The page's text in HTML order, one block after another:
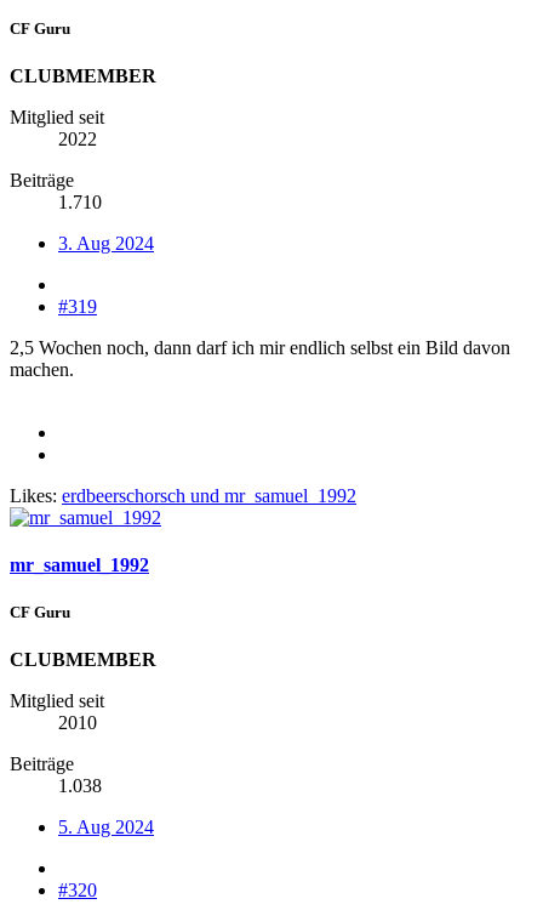
CF Guru
CLUBMEMBER
Mitglied seit
2022
Beiträge
1.710
3. Aug 2024
#319
2,5 Wochen noch, dann darf ich mir endlich selbst ein Bild davon
machen.
Likes: erdbeerschorsch und mr_samuel_1992
mr_samuel_1992
CF Guru
CLUBMEMBER
Mitglied seit
2010
Beiträge
1.038
5. Aug 2024
#320